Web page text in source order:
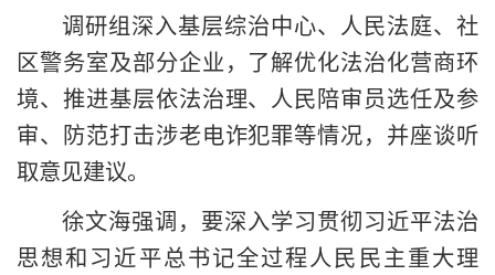
调研组深入基层综治中心、人民法庭、社
区警务室及部分企业，了解优化法治化营商环
境、推进基层依法治理、人民陪审员选任及参
审、防范打击涉老电诈犯罪等情况，并座谈听
取意见建议。
徐文海强调，要深入学习贯彻习近平法治
思想和习近平总书记全过程人民民主重大理